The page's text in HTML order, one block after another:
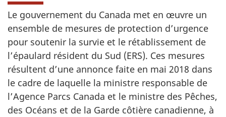
Le gouvernement du Canada met en œuvre un
ensemble de mesures de protection d’urgence
pour soutenir la survie et le rétablissement de
l’épaulard résident du Sud (ERS). Ces mesures
résultent d’une annonce faite en mai 2018 dans
le cadre de laquelle la ministre responsable de
l’Agence Parcs Canada et le ministre des Pêches,
des Océans et de la Garde côtière canadienne, à